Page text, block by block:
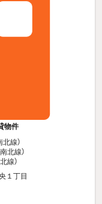
物件
線）
北線）
線）
１丁目